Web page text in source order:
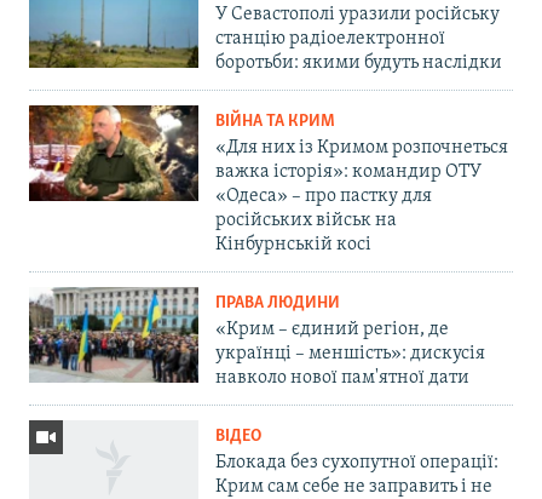
У Севастополі уразили російську
станцію радіоелектронної
боротьби: якими будуть наслідки
ВІЙНА ТА КРИМ
«Для них із Кримом розпочнеться
важка історія»: командир ОТУ
«Одеса» – про пастку для
російських військ на
Кінбурнській косі
ПРАВА ЛЮДИНИ
«Крим – єдиний регіон, де
українці – меншість»: дискусія
навколо нової пам'ятної дати
ВІДЕО
Блокада без сухопутної операції:
Крим сам себе не заправить і не